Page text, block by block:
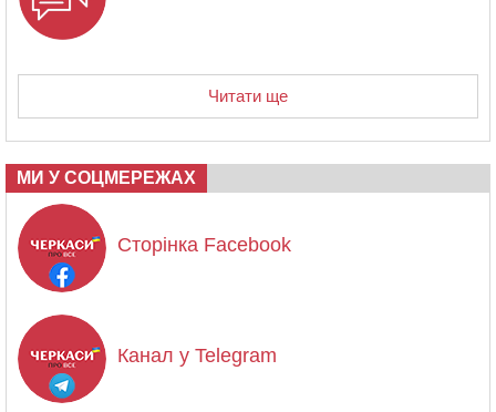
Читати ще
МИ У СОЦМЕРЕЖАХ
Сторінка Facebook
Канал у Telegram